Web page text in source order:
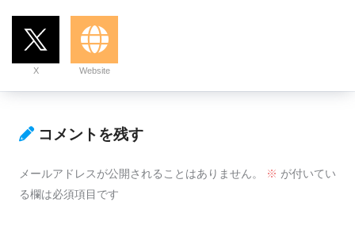
X Website
コメントを残す
メールアドレスが公開されることはありません。 ※ が付いてい
る欄は必須項目です